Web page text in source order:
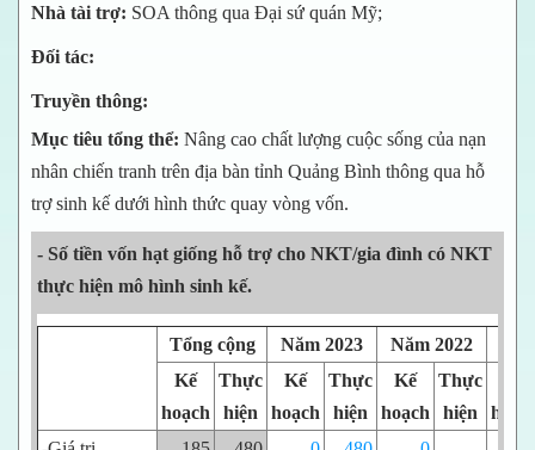
Chương trình
Báo cáo
Đối tác
Hỗ trợ
Nhà tài trợ: SOA thông qua Đại sứ quán Mỹ;
Đối tác:
Truyền thông:
Mục tiêu tổng thể: Nâng cao chất lượng cuộc sống của nạn
nhân chiến tranh trên địa bàn tỉnh Quảng Bình thông qua hỗ
trợ sinh kế dưới hình thức quay vòng vốn.
- Số tiền vốn hạt giống hỗ trợ cho NKT/gia đình có NKT
thực hiện mô hình sinh kế.
Tổng cộng Năm 2023 Năm 2022
Kế
hoạch
Thực
hiện
Kế
hoạch
Thực
hiện
Kế
hoạch
Thực
hiện